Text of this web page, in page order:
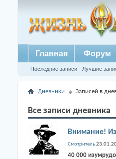
Главная Форум
Последние записи Лучшие
Дневники Записей в
Все записи дневника
Внимание!
Смотритель
40 000